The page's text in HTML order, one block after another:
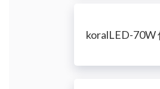
koralLED-70W